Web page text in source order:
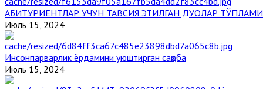
АБИТУРИЕНТЛАР УЧУН ТАВСИЯ ЭТИЛГАН ДУОЛАР ТЎПЛАМИ
Июль 15, 2024
Инсонпарварлик ёрдамини уюштирган саҳоба
Июль 15, 2024